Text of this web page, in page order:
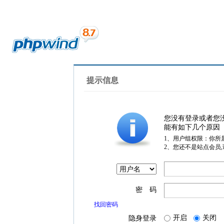
提示信息
您没有登录或者您
能有如下几个原因
1、用户组权限：你所
2、您还不是站点会员
密 码
找回密码
隐身登录 开启 关闭